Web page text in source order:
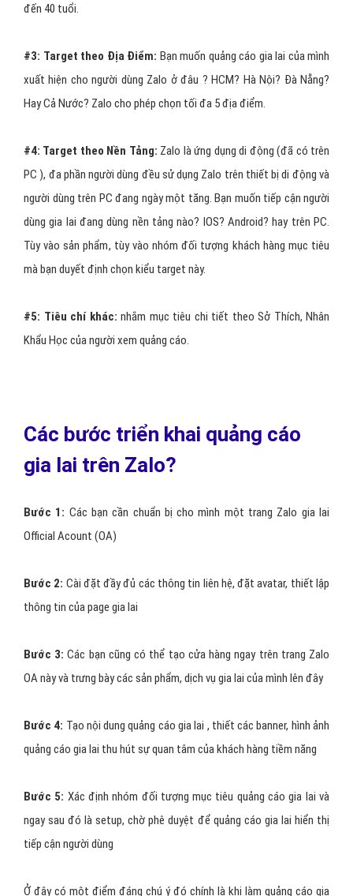
đến 40 tuổi.
#3: Target theo Địa Điểm: Bạn muốn quảng cáo gia lai của mình
xuất hiện cho người dùng Zalo ở đâu ? HCM? Hà Nội? Đà Nẵng?
Hay Cả Nước? Zalo cho phép chọn tối đa 5 địa điểm.
#4: Target theo Nền Tảng: Zalo là ứng dụng di động (đã có trên
PC ), đa phần người dùng đều sử dụng Zalo trên thiết bị di động và
người dùng trên PC đang ngày một tăng. Bạn muốn tiếp cận người
dùng gia lai đang dùng nền tảng nào? IOS? Android? hay trên PC.
Tùy vào sản phẩm, tùy vào nhóm đối tượng khách hàng mục tiêu
mà bạn duyết định chọn kiểu target này.
#5: Tiêu chí khác: nhắm mục tiêu chi tiết theo Sở Thích, Nhân
Khẩu Học của người xem quảng cáo.
Các bước triển khai quảng cáo
gia lai trên Zalo?
Bước 1: Các bạn cần chuẩn bị cho mình một trang Zalo gia lai
Official Acount (OA)
Bước 2: Cài đặt đầy đủ các thông tin liên hệ, đặt avatar, thiết lập
thông tin của page gia lai
Bước 3: Các bạn cũng có thể tạo cửa hàng ngay trên trang Zalo
OA này và trưng bày các sản phẩm, dịch vụ gia lai của mình lên đây
Bước 4: Tạo nội dung quảng cáo gia lai , thiết các banner, hình ảnh
quảng cáo gia lai thu hút sự quan tâm của khách hàng tiềm năng
Bước 5: Xác định nhóm đối tượng mục tiêu quảng cáo gia lai và
ngay sau đó là setup, chờ phê duyệt để quảng cáo gia lai hiển thị
tiếp cận người dùng
Ở đây có một điểm đáng chú ý đó chính là khi làm quảng cáo gia